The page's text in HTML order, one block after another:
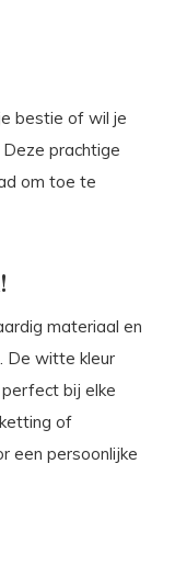
bestie of wil je
prachtige
om toe te
materiaal en
De witte kleur
bij elke
of
een persoonlijke